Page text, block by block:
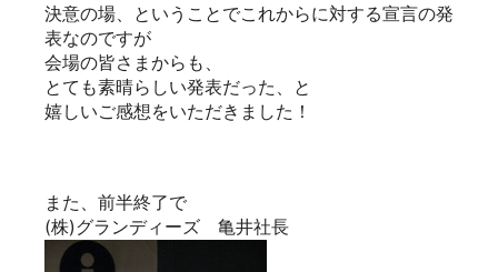
決意の場、ということでこれからに対する宣言の発
表なのですが
会場の皆さまからも、
とても素晴らしい発表だった、と
嬉しいご感想をいただきました！
また、前半終了で
(株)グランディーズ 亀井社長